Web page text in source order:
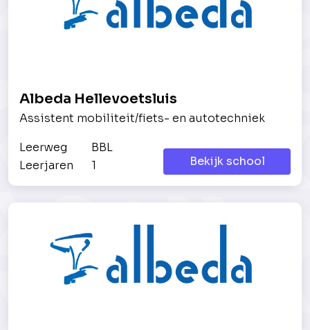
Albeda Hellevoetsluis
Assistent mobiliteit/fiets- en autotechniek
Leerweg
BBL
Leerjaren
1 Bekijk school